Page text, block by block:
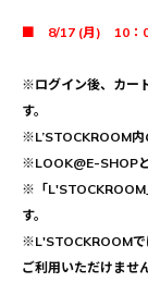
■ 8/17 (月) 10：
※ログイン後、カー
す。
※L’STOCKROOM内
※LOOK@E-SHOPと
※「L'STOCKROOM
す。
※L'STOCKROOMで
ご利用いただけません